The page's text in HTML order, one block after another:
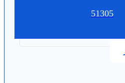
51305